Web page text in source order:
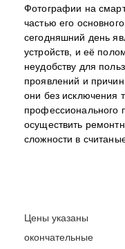
Фотографии на
частью его
сегодняшний день
устройств, и её
неудобству для
проявлений и
они без исключения
профессионального
осуществить
сложности в
Цены указаны
окончательные